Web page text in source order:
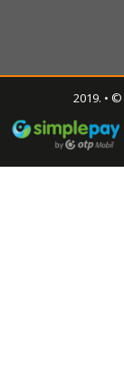
2019. • ©